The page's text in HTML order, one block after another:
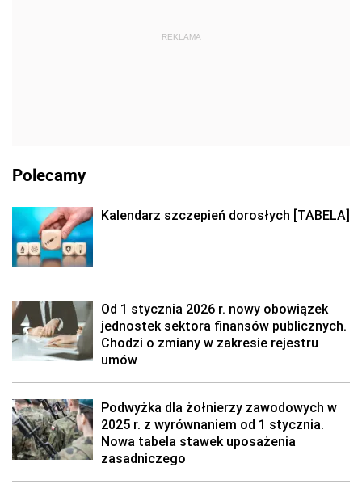
REKLAMA
Polecamy
Kalendarz szczepień dorosłych [TABELA]
Od 1 stycznia 2026 r. nowy obowiązek
jednostek sektora finansów publicznych.
Chodzi o zmiany w zakresie rejestru
umów
Podwyżka dla żołnierzy zawodowych w
2025 r. z wyrównaniem od 1 stycznia.
Nowa tabela stawek uposażenia
zasadniczego